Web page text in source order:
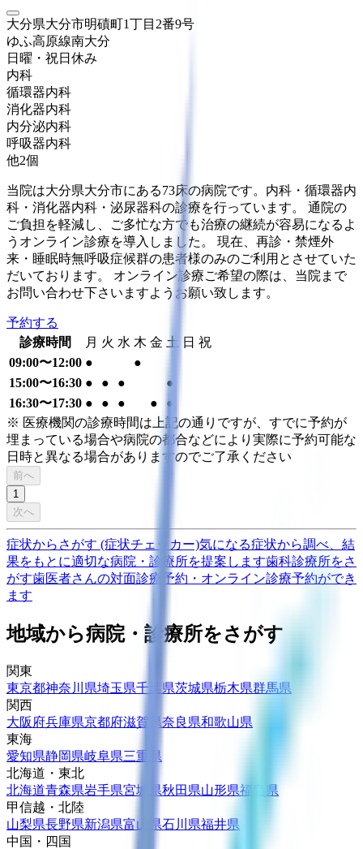
大分県大分市明磧町1丁目2番9号
ゆふ高原線南大分
日曜・祝日 休み
内科
循環器内科
消化器内科
内分泌内科
呼吸器内科
他2個
当院は大分県大分市にある73床の病院です。内科・循環器内
科・消化器内科・泌尿器科の診療を行っています。 通院の
ご負担を軽減し、ご多忙な方でも治療の継続が容易になるよ
うオンライン診療を導入しました。 現在、再診・禁煙外
来・睡眠時無呼吸症候群の患者様のみのご利用とさせていた
だいております。 オンライン診療ご希望の際は、当院まで
お問い合わせ下さいますようお願い致します。
予約する
診療時間
月 火 水 木 金 土 日 祝
09:00〜12:00 ●
●
15:00〜16:30 ● ● ●
●
16:30〜17:30 ● ● ● ●
●
※ 医療機関の診療時間は上記の通りですが、すでに予約が
埋まっている場合や病院の都合などにより実際に予約可能な
日時と異なる場合がありますのでご了承ください
前へ
1
次へ
症状からさがす (症状チェッカー)気になる症状から調べ、結
果をもとに適切な病院・診療所を提案します歯科診療所をさ
がす歯医者さんの対面診療予約・オンライン診療予約ができ
ます
地域から病院・診療所をさがす
関東
東京都神奈川県埼玉県千葉県茨城県栃木県群馬県
関西
大阪府兵庫県京都府滋賀県奈良県和歌山県
東海
愛知県静岡県岐阜県三重県
北海道・東北
北海道青森県岩手県宮城県秋田県山形県福島県
甲信越・北陸
山梨県長野県新潟県富山県石川県福井県
中国・四国